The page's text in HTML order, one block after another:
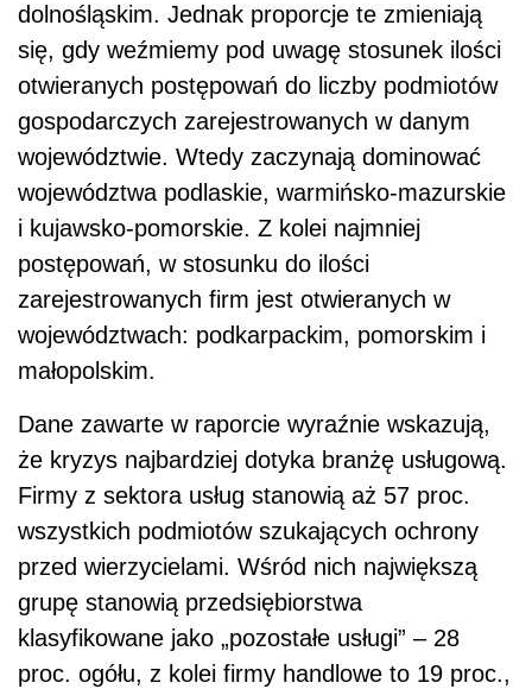
dolnośląskim. Jednak proporcje te zmieniają
się, gdy weźmiemy pod uwagę stosunek ilości
otwieranych postępowań do liczby podmiotów
gospodarczych zarejestrowanych w danym
województwie. Wtedy zaczynają dominować
województwa podlaskie, warmińsko-mazurskie
i kujawsko-pomorskie. Z kolei najmniej
postępowań, w stosunku do ilości
zarejestrowanych firm jest otwieranych w
województwach: podkarpackim, pomorskim i
małopolskim.
Dane zawarte w raporcie wyraźnie wskazują,
że kryzys najbardziej dotyka branżę usługową.
Firmy z sektora usług stanowią aż 57 proc.
wszystkich podmiotów szukających ochrony
przed wierzycielami. Wśród nich największą
grupę stanowią przedsiębiorstwa
klasyfikowane jako „pozostałe usługi” – 28
proc. ogółu, z kolei firmy handlowe to 19 proc.,